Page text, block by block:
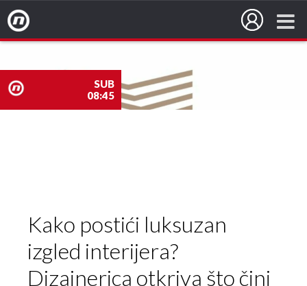
SUB
08:45
Nova TV
Kako postići luksuzan
izgled interijera?
Dizajnerica otkriva što čini